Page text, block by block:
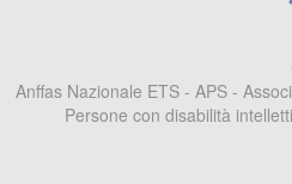
Anffas Nazionale ETS - APS -
Persone con disabilità